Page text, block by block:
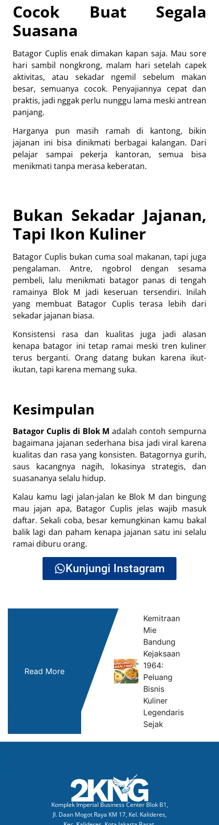
Cocok Buat Segala
Suasana
Batagor Cuplis enak dimakan kapan saja. Mau sore
hari sambil nongkrong, malam hari setelah capek
aktivitas, atau sekadar ngemil sebelum makan
besar, semuanya cocok. Penyajiannya cepat dan
praktis, jadi nggak perlu nunggu lama meski antrean
panjang.
Harganya pun masih ramah di kantong, bikin
jajanan ini bisa dinikmati berbagai kalangan. Dari
pelajar sampai pekerja kantoran, semua bisa
menikmati tanpa merasa keberatan.
Bukan Sekadar Jajanan,
Tapi Ikon Kuliner
Batagor Cuplis bukan cuma soal makanan, tapi juga
pengalaman. Antre, ngobrol dengan sesama
pembeli, lalu menikmati batagor panas di tengah
ramainya Blok M jadi keseruan tersendiri. Inilah
yang membuat Batagor Cuplis terasa lebih dari
sekadar jajanan biasa.
Konsistensi rasa dan kualitas juga jadi alasan
kenapa batagor ini tetap ramai meski tren kuliner
terus berganti. Orang datang bukan karena ikut-
ikutan, tapi karena memang suka.
Kesimpulan
Batagor Cuplis di Blok M adalah contoh sempurna
bagaimana jajanan sederhana bisa jadi viral karena
kualitas dan rasa yang konsisten. Batagornya gurih,
saus kacangnya nagih, lokasinya strategis, dan
suasananya selalu hidup.
Kalau kamu lagi jalan-jalan ke Blok M dan bingung
mau jajan apa, Batagor Cuplis jelas wajib masuk
daftar. Sekali coba, besar kemungkinan kamu bakal
balik lagi dan paham kenapa jajanan satu ini selalu
ramai diburu orang.
Kunjungi Instagram
Read More
Kemitraan
Mie
Bandung
Kejaksaan
1964:
Peluang
Bisnis
Kuliner
Legendaris
Sejak
Komplek Imperial Business Center Blok B1,
Jl. Daan Mogot Raya KM 17, Kel. Kalideres,